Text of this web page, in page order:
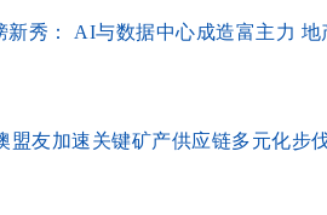
新秀： AI与数据中心成造富主力
盟友加速关键矿产供应链多元化步